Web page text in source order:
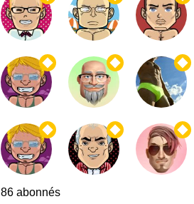
86 abonnés